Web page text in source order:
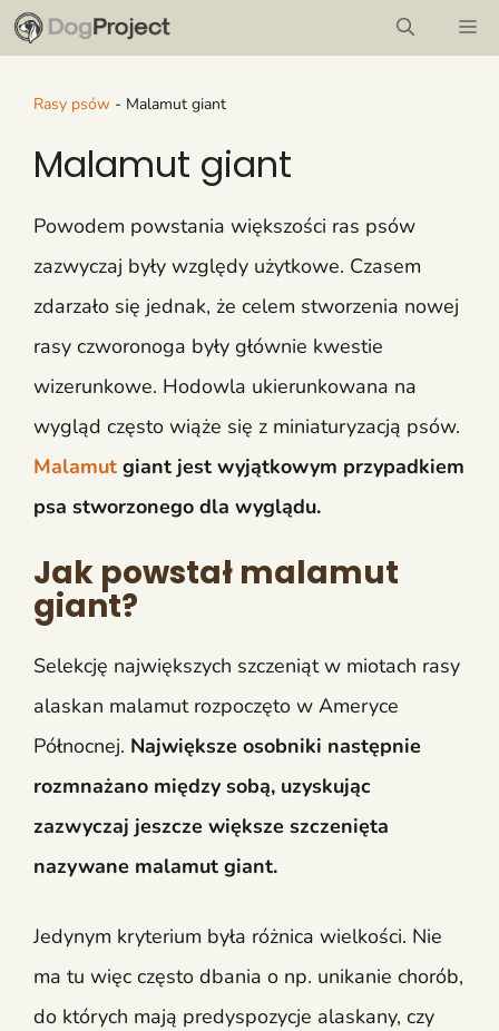
Przejdź
do
treściRasy psów - Malamut giant
Malamut giant
Powodem powstania większości ras psów
zazwyczaj były względy użytkowe. Czasem
zdarzało się jednak, że celem stworzenia nowej
rasy czworonoga były głównie kwestie
wizerunkowe. Hodowla ukierunkowana na
wygląd często wiąże się z miniaturyzacją psów.
Malamut giant jest wyjątkowym przypadkiem
psa stworzonego dla wyglądu.
Jak powstał malamut
giant?
Selekcję największych szczeniąt w miotach rasy
alaskan malamut rozpoczęto w Ameryce
Północnej. Największe osobniki następnie
rozmnażano między sobą, uzyskując
zazwyczaj jeszcze większe szczenięta
nazywane malamut giant.
Jedynym kryterium była różnica wielkości. Nie
ma tu więc często dbania o np. unikanie chorób,
do których mają predyspozycje alaskany, czy